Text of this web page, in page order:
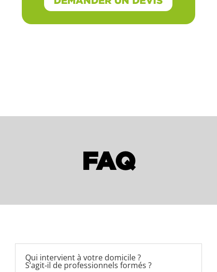
FAQ
Qui intervient à votre domicile ?
S’agit‑il de professionnels formés ?